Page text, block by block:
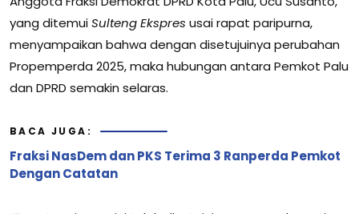
yang ditemuiSulteng Ekspres usai rapat paripurna,
menyampaikan bahwa dengan disetujuinya perubahan
Propemperda 2025, maka hubungan antara Pemkot Palu
dan DPRD semakin selaras.
BACA JUGA:
Fraksi NasDem dan PKS Terima 3 Ranperda Pemkot
Dengan Catatan